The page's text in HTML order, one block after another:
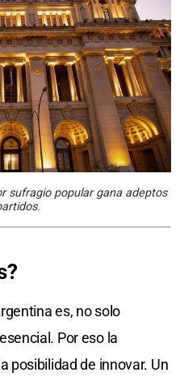
sufragio popular gana adeptos
es, no solo
Por eso la
posibilidad de innovar. Un